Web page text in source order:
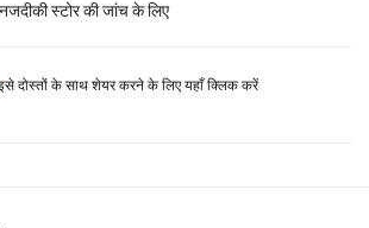
दोस्तों के साथ शेयर करने के लिए यहाँ क्लिक करें
स्टोर की जांच के लिए